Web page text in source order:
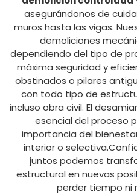
asegurándonos de
muros hasta las vigas.
demoliciones
dependiendo del tipo de
máxima seguridad y
obstinados o pilares
con todo tipo de
incluso obra civil. El
esencial del proceso
importancia del
interior o
juntos podemos
estructural en nuevas
perder tiempo ni